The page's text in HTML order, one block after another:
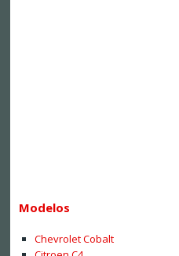
Modelos
Chevrolet Cobalt